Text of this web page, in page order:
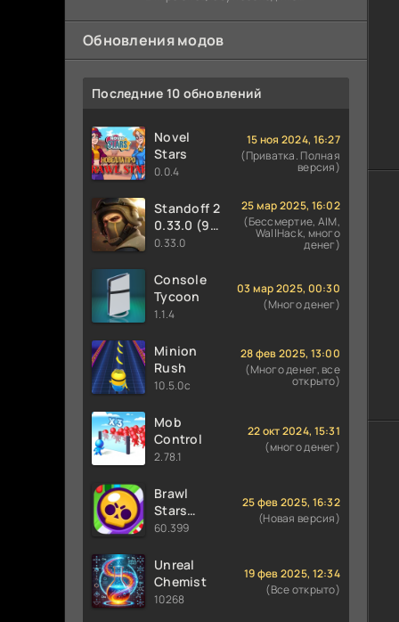
Обновления модов
Последние 10 обновлений
Novel
Stars
0.0.4
15 ноя 2024, 16:27
(Приватка. Полная
версия)
Standoff 2
0.33.0 (9
сезон
0.33.0
25 мар 2025, 16:02
(Бессмертие, AIM,
WallHack, много
денег)
Console
Tycoon
1.1.4
03 мар 2025, 00:30
(Много денег)
Minion
Rush
10.5.0c
28 фев 2025, 13:00
(Много денег, все
открыто)
Mob
Control
2.78.1
22 окт 2024, 15:31
(много денег)
Brawl
Stars
60.399 (36
Финкс и
Луми
60.399
25 фев 2025, 16:32
(Новая версия)
Unreal
Chemist
10268
19 фев 2025, 12:34
(Все открыто)